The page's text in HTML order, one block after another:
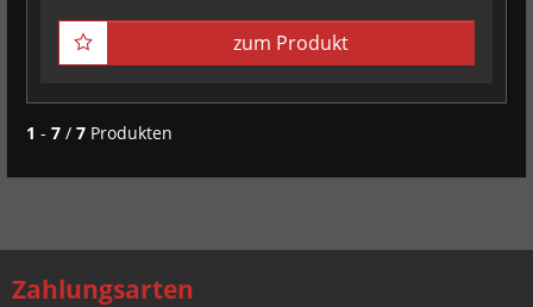
zum Produkt
1 - 7 / 7 Produkten
Zahlungsarten